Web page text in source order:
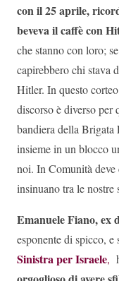
con il 25 aprile,
beveva il caffè con
che stanno con loro;
capirebbero chi stava
Hitler. In questo
discorso è diverso per
bandiera della Brigata
insieme in un blocco
noi. In Comunità
insinuano tra le nostre
Emanuele Fiano, ex
esponente di spicco,
Sinistra per Israele,